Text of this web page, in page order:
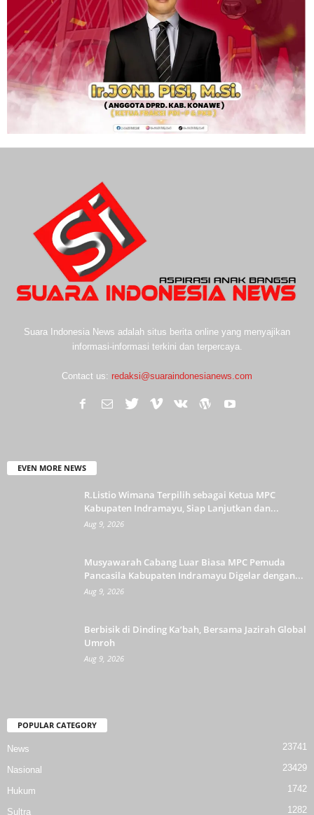
Suara Indonesia News adalah situs berita online yang menyajikan
informasi-informasi terkini dan terpercaya.
Contact us: redaksi@suaraindonesianews.com
EVEN MORE NEWS
R.Listio Wimana Terpilih sebagai Ketua MPC
Kabupaten Indramayu, Siap Lanjutkan dan...
Aug 9, 2026
Musyawarah Cabang Luar Biasa MPC Pemuda
Pancasila Kabupaten Indramayu Digelar dengan...
Aug 9, 2026
Berbisik di Dinding Ka’bah, Bersama Jazirah Global
Umroh
Aug 9, 2026
POPULAR CATEGORY
News 23741
Nasional 23429
Hukum 1742
Sultra 1282